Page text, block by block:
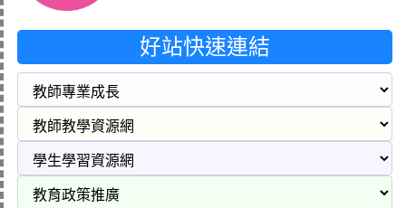
好站快速連結